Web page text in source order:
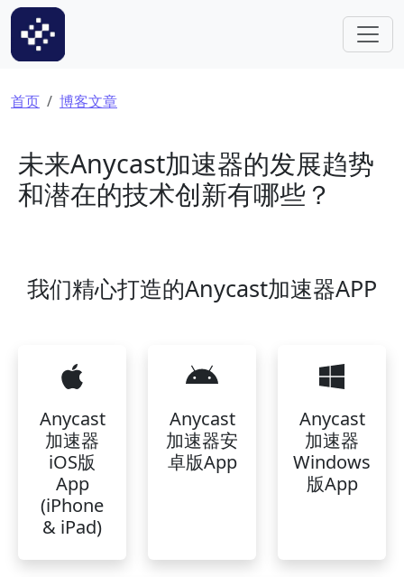
跳转到主要内容
面包屑
首页 博客文章
未来Anycast加速器的发展趋势
和潜在的技术创新有哪些？
我们精心打造的Anycast加速器APP
Anycast
加速器
iOS版
App
(iPhone
& iPad)
Anycast
加速器安
卓版App
Anycast
加速器
Windows
版App